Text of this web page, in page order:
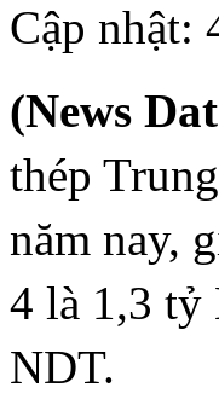
Cập nhật:
(News
thép
năm nay,
4 là 1,3 tỷ
NDT.